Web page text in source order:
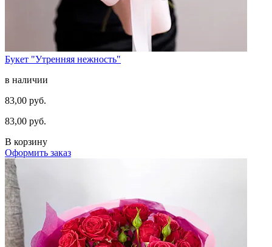
Букет "Утренняя нежность"
в наличии
83,00 руб.
83,00 руб.
В корзину
Оформить заказ